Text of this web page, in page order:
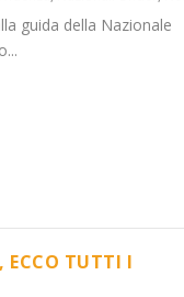
guida della Nazionale
ECCO TUTTI I